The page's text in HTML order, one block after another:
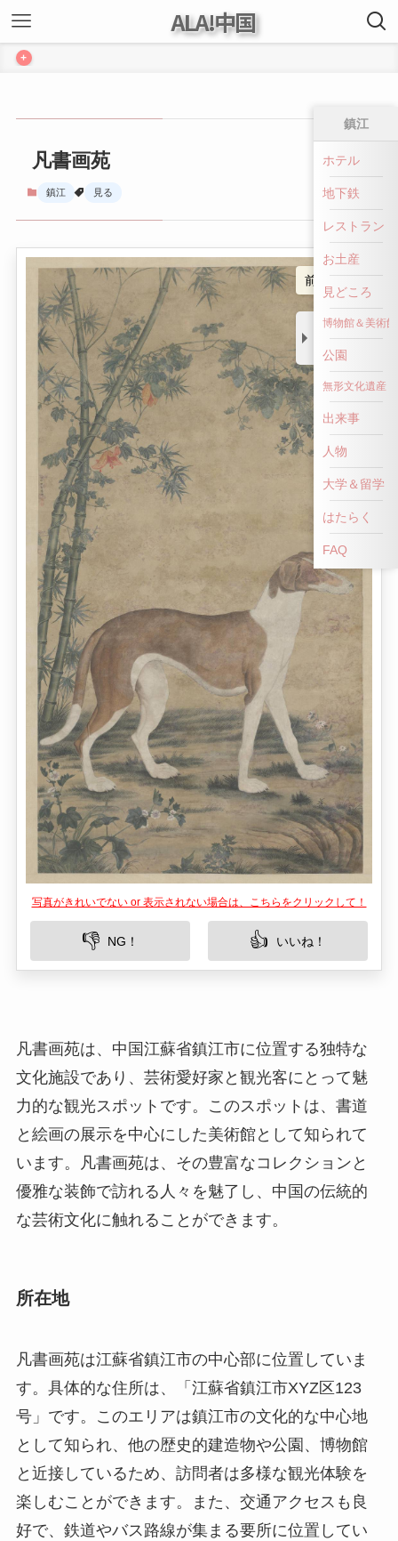
ALA!中国
+
凡書画苑
鎮江 見る
前へ戻る
写真がきれいでない or 表示されない場合は、こちらをクリックして！
👎 NG！ 👍 いいね！
凡書画苑は、中国江蘇省鎮江市に位置する独特な
文化施設であり、芸術愛好家と観光客にとって魅
力的な観光スポットです。このスポットは、書道
と絵画の展示を中心にした美術館として知られて
います。凡書画苑は、その豊富なコレクションと
優雅な装飾で訪れる人々を魅了し、中国の伝統的
な芸術文化に触れることができます。
所在地
凡書画苑は江蘇省鎮江市の中心部に位置していま
す。具体的な住所は、「江蘇省鎮江市XYZ区123
号」です。このエリアは鎮江市の文化的な中心地
として知られ、他の歴史的建造物や公園、博物館
と近接しているため、訪問者は多様な観光体験を
楽しむことができます。また、交通アクセスも良
好で、鉄道やバス路線が集まる要所に位置してい
鎮江
ホテル
地下鉄
レストラン
お土産
見どころ
博物館＆美術館
公園
無形文化遺産
出来事
人物
大学＆留学
はたらく
FAQ